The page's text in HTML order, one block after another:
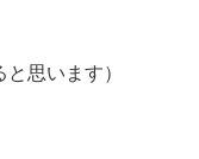
思います）